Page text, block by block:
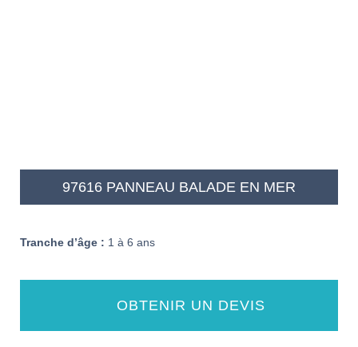
97616 PANNEAU BALADE EN MER
Tranche d’âge : 1 à 6 ans
OBTENIR UN DEVIS